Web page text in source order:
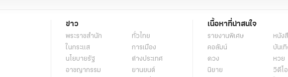
ข่าว
พระราชสำนัก
ทั่วไทย
ในกระแส
การเมือง
นโยบายรัฐ
ต่างประเทศ
อาชญากรรม
ยานยนต์
เนื้อหาที่น่าสนใจ
รายงานพิเศษ
หนัง
คอลัมน์
บันเทิ
ดวง
หวย
นิยาย
วิดีโอ